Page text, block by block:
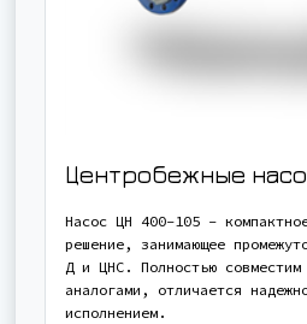
Центробежные
Насос ЦН 400-105 -
решение, занимающее
Д и ЦНС. Полностью совместим
аналогами, отличается
исполнением.